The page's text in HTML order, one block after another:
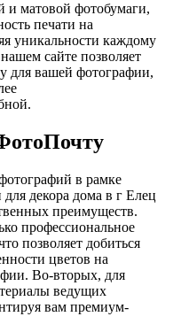
и матовой фотобумаги,
печати на
уникальности каждому
сайте позволяет
для вашей фотографии,
в рамке
декора дома в г Елец
преимуществ.
профессиональное
позволяет добиться
цветов на
Во-вторых, для
ведущих
вам премиум-